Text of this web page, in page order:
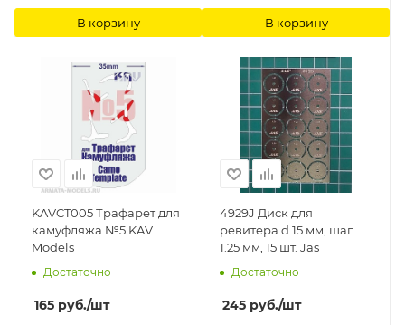
В корзину В корзину
KAVCT005 Трафарет для
камуфляжа №5 KAV
Models
Достаточно
165 руб./шт
4929J Диск для
ревитера d 15 мм, шаг
1.25 мм, 15 шт. Jas
Достаточно
245 руб./шт